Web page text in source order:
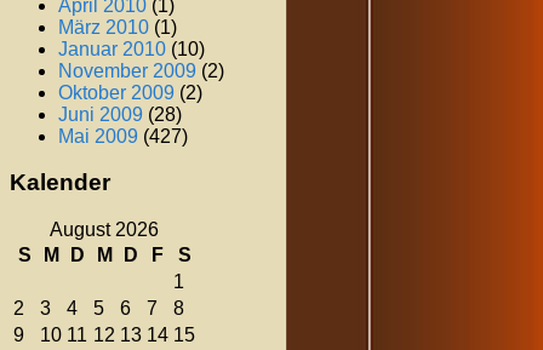
April 2010 (1)
März 2010 (1)
Januar 2010 (10)
November 2009 (2)
Oktober 2009 (2)
Juni 2009 (28)
Mai 2009 (427)
Kalender
August 2026
S
M D M D F
S
1
2
3 4 5 6 7
8
9
10 11 12 13 14 15